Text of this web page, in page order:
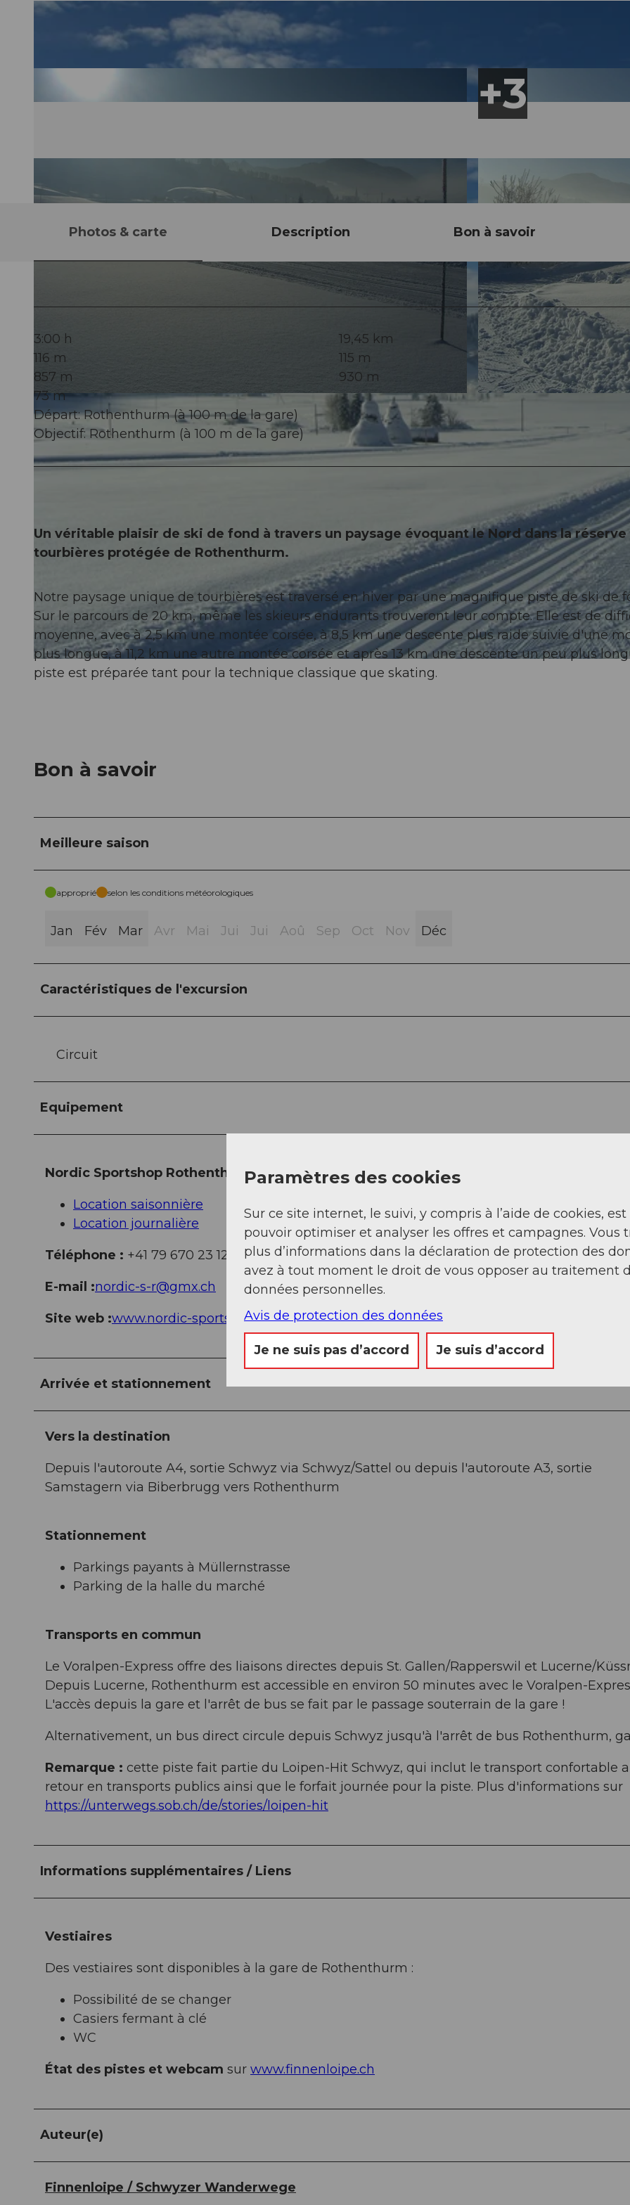
© Erlebnisregion Mythen © Erlebnisregion Mythen
Photos & carte Description Bon à savoir
3:00 h
19,45 km
116 m
115 m
857 m
930 m
73 m
Départ: Rothenthurm (à 100 m de la gare)
Objectif: Rothenthurm (à 100 m de la gare)
Un véritable plaisir de ski de fond à travers un paysage évoquant le Nord dans la réserve
tourbières protégée de Rothenthurm.
Notre paysage unique de tourbières est traversé en hiver par une magnifique piste de ski de
Sur le parcours de 20 km, même les skieurs endurants trouveront leur compte. Elle est de
moyenne, avec à 2,5 km une montée corsée, à 8,5 km une descente plus raide suivie d'une
plus longue, à 11,2 km une autre montée corsée et après 13 km une descente un peu plus
piste est préparée tant pour la technique classique que skating.
Bon à savoir
Meilleure saison
approprié selon les conditions météorologiques
Jan Fév Mar Avr Mai Jui Jui Aoû Sep Oct Nov Déc
Caractéristiques de l'excursion
Circuit
Equipement
Nordic Sportshop Rothenthurm :
Location saisonnière
Location journalière
Téléphone : +41 79 670 23 12
E-mail :nordic-s-r@gmx.ch
Site web :www.nordic-sportshop-rothenthurm.ch
Arrivée et stationnement
Vers la destination
Depuis l'autoroute A4, sortie Schwyz via Schwyz/Sattel ou depuis l'autoroute A3, sortie
Samstagern via Biberbrugg vers Rothenthurm
Stationnement
Parkings payants à Müllernstrasse
Parking de la halle du marché
Transports en commun
Le Voralpen-Express offre des liaisons directes depuis St. Gallen/Rapperswil et Lucerne/
Depuis Lucerne, Rothenthurm est accessible en environ 50 minutes avec le Voralpen-
L'accès depuis la gare et l'arrêt de bus se fait par le passage souterrain de la gare !
Alternativement, un bus direct circule depuis Schwyz jusqu'à l'arrêt de bus Rothenthurm,
Remarque : cette piste fait partie du Loipen-Hit Schwyz, qui inclut le transport confortable
retour en transports publics ainsi que le forfait journée pour la piste. Plus d'informations sur
https://unterwegs.sob.ch/de/stories/loipen-hit
Informations supplémentaires / Liens
Vestiaires
Des vestiaires sont disponibles à la gare de Rothenthurm :
Possibilité de se changer
Casiers fermant à clé
WC
État des pistes et webcam sur www.finnenloipe.ch
Auteur(e)
Finnenloipe / Schwyzer Wanderwege
Paramètres des cookies
Sur ce site internet, le suivi, y compris à l’aide de cookies,
pouvoir optimiser et analyser les offres et campagnes. Vous
plus d’informations dans la déclaration de protection des
avez à tout moment le droit de vous opposer au traitement
données personnelles.
Avis de protection des données
Je ne suis pas d’accord Je suis d’accord